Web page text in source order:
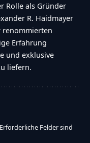
Rolle als Gründer
R. Haidmayer
renommierten
Erfahrung
und exklusive
liefern.
Erforderliche Felder sind